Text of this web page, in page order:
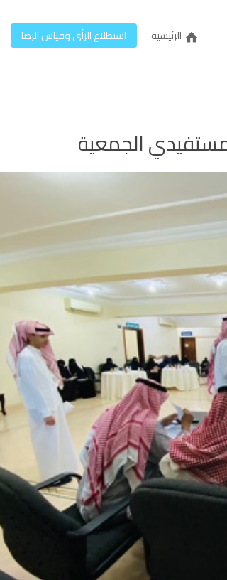
الرئيسية استطلاع الرأي وقياس الرضا
الجمعية